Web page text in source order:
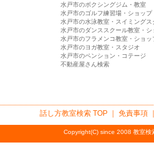
水戸市のボクシングジム・教室
水戸市のゴルフ練習場・ショップ
水戸市の水泳教室・スイミングス
水戸市のダンススクール教室・シ
水戸市のフラメンコ教室・ショッ
水戸市のヨガ教室・スタジオ
水戸市のペンション・コテージ
不動産屋さん検索
話し方教室検索TOP ｜ 免責事項
Copyright(C) since 2008 教室検